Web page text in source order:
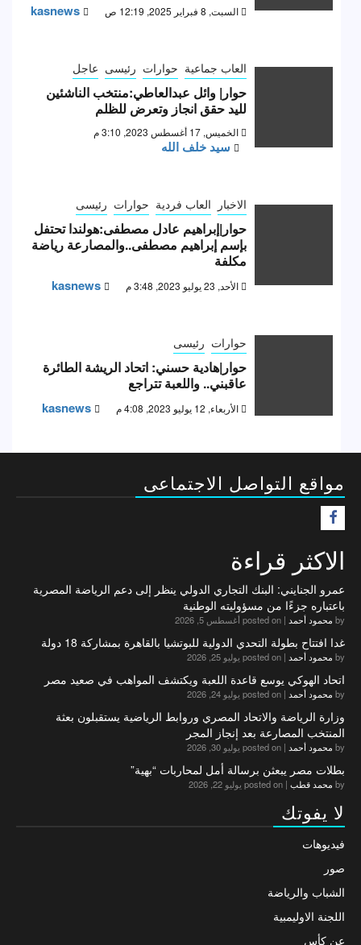
السبت, 8 فبراير 2025, 12:19 ص kasnews
العاب جماعية حوارات رئيسى عاجل
حوار| وائل عبدالعاطي:منتخب الناشئين
لليد حقق انجاز وتعرض للظلم
الخميس, 17 أغسطس 2023, 3:10 م
سيد خلف الله
الاخبار العاب فردية حوارات رئيسى
حوار|إبراهيم عادل مصطفى:هولندا تحتفل
بإسم إبراهيم مصطفى..والمصارعة رياضة
مكلفة
الأحد, 23 يوليو 2023, 3:48 م kasnews
حوارات رئيسى
حوار|هادية حسني: اتحاد الريشة الطائرة
عاقبني.. واللعبة تتراجع
الأربعاء, 12 يوليو 2023, 4:08 م kasnews
مواقع التواصل الاجتماعى
الاكثر قراءة
عمرو الجنايني: البنك التجاري الدولي ينظر إلى دعم الرياضة المصرية
باعتباره جزءًا من مسؤوليته الوطنية
by محمود أحمد | posted on أغسطس 5, 2026
غدا افتتاح بطولة التحدي الدولية للبوتشيا بالقاهرة بمشاركة 18 دولة
by محمود أحمد | posted on يوليو 25, 2026
اتحاد الهوكي يوسع قاعدة اللعبة ويكتشف المواهب في صعيد مصر
by محمود أحمد | posted on يوليو 24, 2026
وزارة الرياضة والاتحاد المصري وروابط الرياضية يستقبلون بعثة
المنتخب المصارعة بعد إنجاز المجر
by محمود أحمد | posted on يوليو 30, 2026
بطلات مصر يبعثن برسالة أمل لمحاربات “بهية”
by محمد قطب | posted on يوليو 22, 2026
لا يفوتك
فيديوهات
صور
الشباب والرياضة
اللجنة الاوليمبية
عن كأس